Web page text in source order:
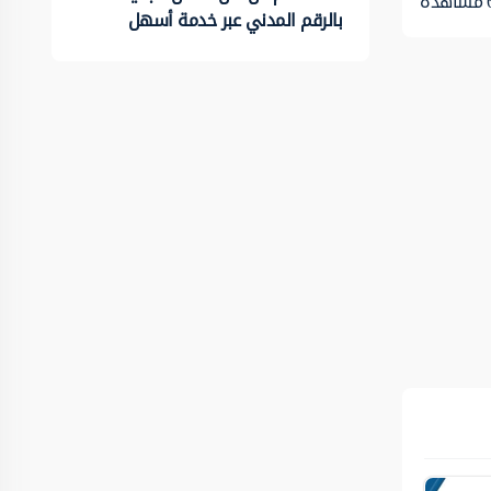
بالرقم المدني عبر خدمة أسهل